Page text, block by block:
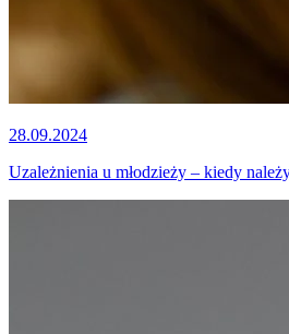
28.09.2024
Uzależnienia u młodzieży – kiedy